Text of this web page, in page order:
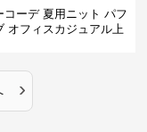
コーデ 夏用ニット パフ
オフィスカジュアル上
›